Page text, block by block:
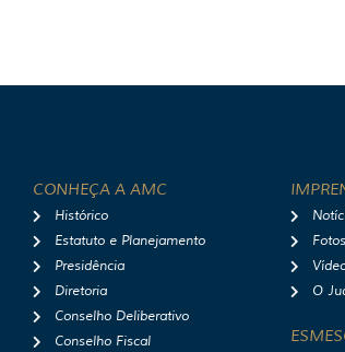
CONHEÇA A AMC
Histórico
Estatuto e Planejamento
Presidência
Diretoria
Conselho Deliberativo
Conselho Fiscal
Fotos
O